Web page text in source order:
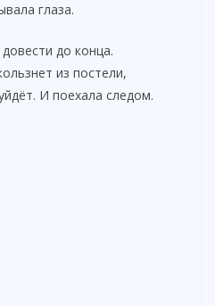
глаза.
до конца.
из постели,
И поехала следом.